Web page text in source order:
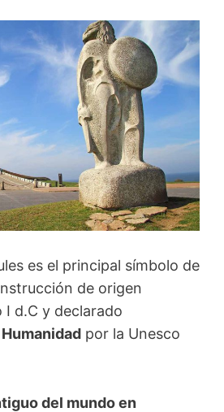
es el principal símbolo de
de origen
I d.C y declarado
por la Unesco
del mundo en